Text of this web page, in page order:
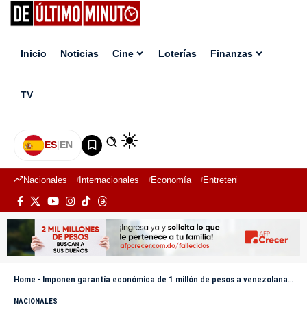
Inicio Noticias Cine Loterías Finanzas
TV
ES|EN
Nacionales Internacionales Economía Entretenimiento
Home - Imponen garantía económica de 1 millón de pesos a venezolana que atropelló al hijo del presidente Adocco
NACIONALES